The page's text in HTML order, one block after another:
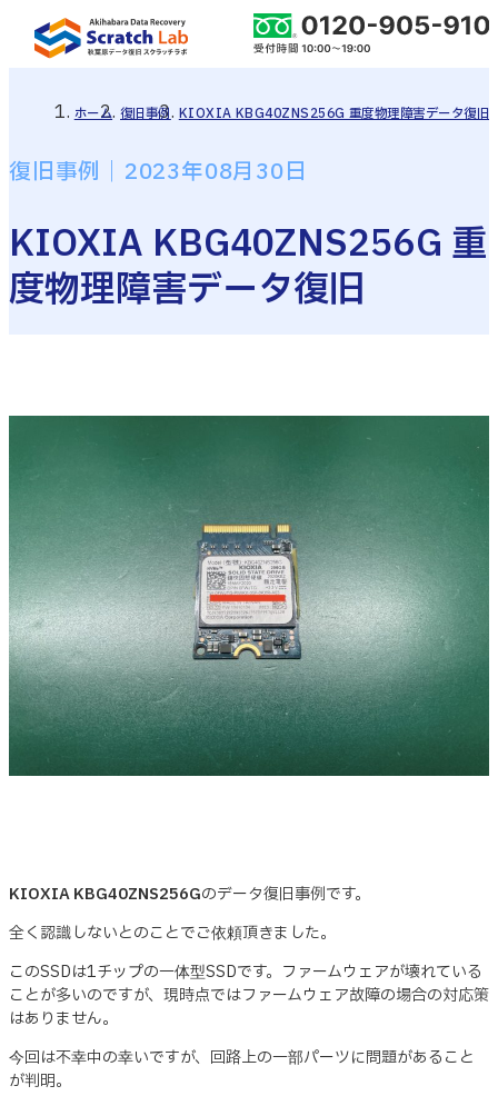
ホーム 復旧事例 KIOXIA KBG40ZNS256G 重度物理障害データ復旧
KIOXIA KBG40ZNS256G 重
度物理障害データ復旧
復旧事例｜2023年08月30日
KIOXIA KBG40ZNS256Gのデータ復旧事例です。
全く認識しないとのことでご依頼頂きました。
このSSDは1チップの一体型SSDです。ファームウェアが壊れている
ことが多いのですが、現時点ではファームウェア故障の場合の対応策
はありません。
今回は不幸中の幸いですが、回路上の一部パーツに問題があること
が判明。